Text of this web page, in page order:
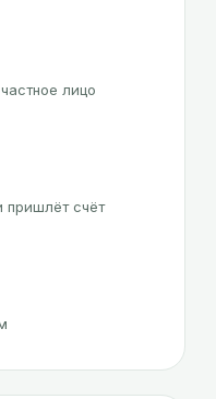
лицо
пришлёт счёт